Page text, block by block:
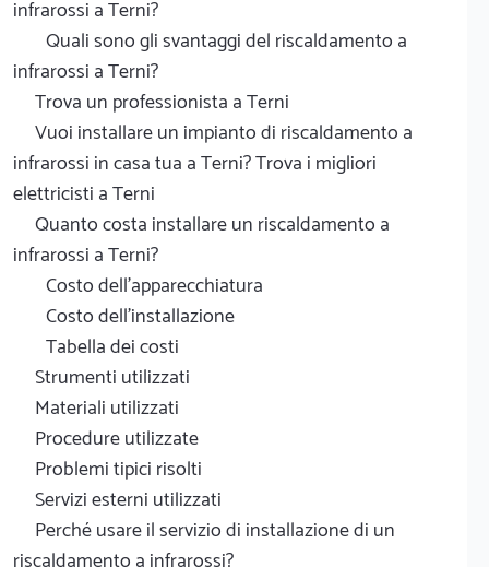
infrarossi a Terni?
Quali sono gli svantaggi del riscaldamento a
infrarossi a Terni?
Trova un professionista a Terni
Vuoi installare un impianto di riscaldamento a
infrarossi in casa tua a Terni? Trova i migliori
elettricisti a Terni
Quanto costa installare un riscaldamento a
infrarossi a Terni?
Costo dell'apparecchiatura
Costo dell'installazione
Tabella dei costi
Strumenti utilizzati
Materiali utilizzati
Procedure utilizzate
Problemi tipici risolti
Servizi esterni utilizzati
Perché usare il servizio di installazione di un